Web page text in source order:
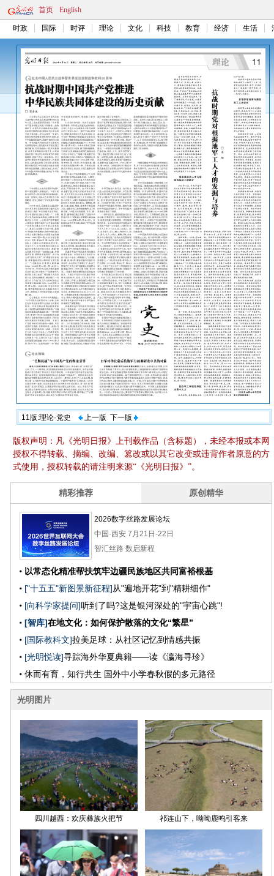
首页 English
时政 国际 时评 理论 文化 科技 教育 经济 生活
11版:理论·党史 上一版 下一版
版权声明：凡《光明日报》上刊载作品（含标题），未经本报或本网
授权不得转载、摘编、改编、篡改或以其它改变或违背作者原意的方
式使用，授权转载的请注明来源“《光明日报》”。